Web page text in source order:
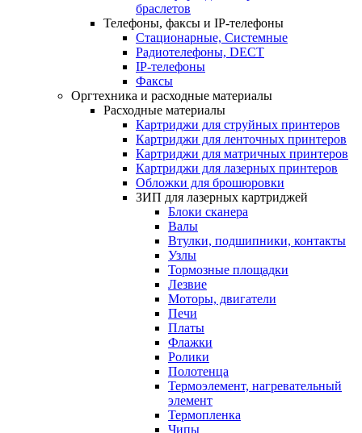
браслетов
Телефоны, факсы и IP-телефоны
Стационарные, Системные
Радиотелефоны, DECT
IP-телефоны
Факсы
Оргтехника и расходные материалы
Расходные материалы
Картриджи для струйных принтеров
Картриджи для ленточных принтеров
Картриджи для матричных принтеров
Картриджи для лазерных принтеров
Обложки для брошюровки
ЗИП для лазерных картриджей
Блоки сканера
Валы
Втулки, подшипники, контакты
Узлы
Тормозные площадки
Лезвие
Моторы, двигатели
Печи
Платы
Флажки
Ролики
Полотенца
Термоэлемент, нагревательный
элемент
Термопленка
Чипы